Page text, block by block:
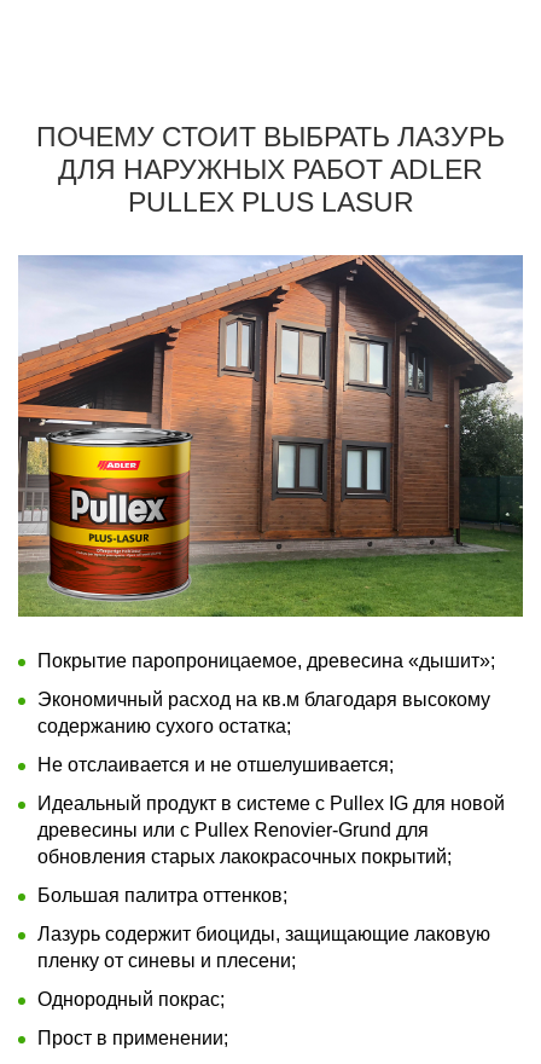
ПОЧЕМУ СТОИТ ВЫБРАТЬ ЛАЗУРЬ
ДЛЯ НАРУЖНЫХ РАБОТ ADLER
PULLEX PLUS LASUR
Покрытие паропроницаемое, древесина «дышит»;
Экономичный расход на кв.м благодаря высокому
содержанию сухого остатка;
Не отслаивается и не отшелушивается;
Идеальный продукт в системе с Pullex IG для новой
древесины или с Pullex Renovier-Grund для
обновления старых лакокрасочных покрытий;
Большая палитра оттенков;
Лазурь содержит биоциды, защищающие лаковую
пленку от синевы и плесени;
Однородный покрас;
Прост в применении;